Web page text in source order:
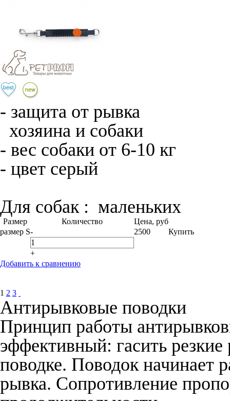
- защита от рывка
хозяина и собаки
- вес собаки от 6-10 кг
- цвет серый
Для собак : маленьких
Размер Количество
Цена, руб
размер S-
+
2500 Купить
Добавить к сравнению
1 2 3
Антирывковые поводки
Принцип работы
эффективный: гасить
поводке. Поводок начинает
рывка. Сопротивление